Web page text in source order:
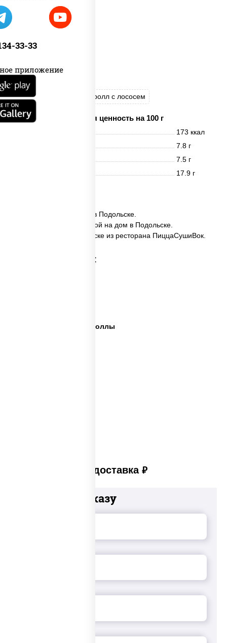
33-33
приложение
Цезарь ролл Цезарь ролл с лососем
Пищевая ценность на 100 г
173 ккал
7.8 г
7.5 г
17.9 г
✅ Ассорти Рим заказать в Подольске.
✅ Ассорти Рим с доставкой на дом в Подольске.
✅ Ассорти Рим в Подольске из ресторана ПиццаСушиВок.
Категории товара:
Пицца суши вок сеты роллы
Платная доставка руб
Добавьте к заказу